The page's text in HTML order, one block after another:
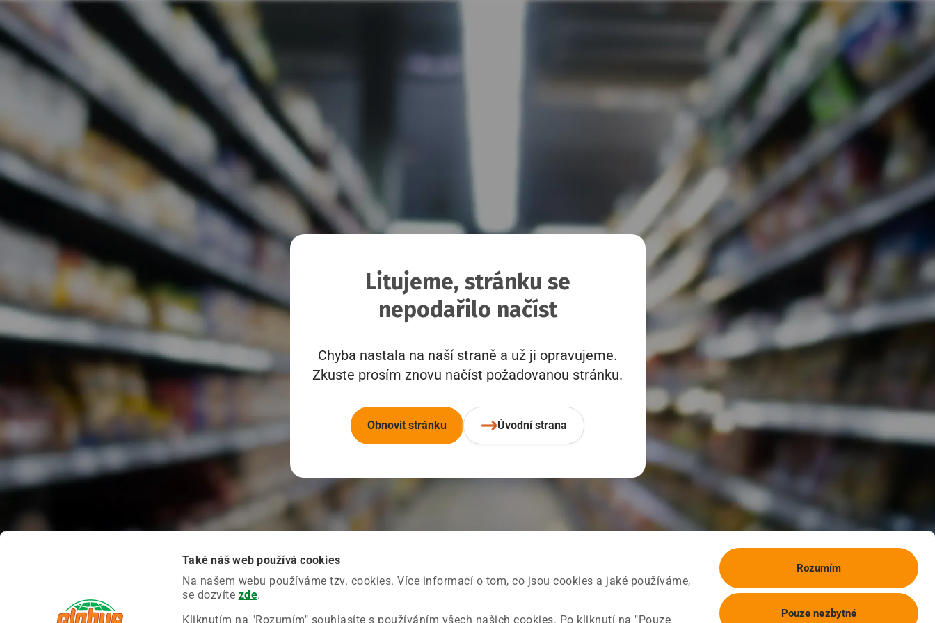
Také náš web používá cookies
Na našem webu používáme tzv. cookies. Více informací o tom, co jsou cookies a jaké používáme,
se dozvíte zde.
Kliknutím na "Rozumím" souhlasíte s používáním všech našich cookies. Po kliknutí na "Pouze
Rozumím
Pouze nezbytné
Litujeme, stránku se
nepodařilo načíst
Chyba nastala na naší straně a už ji opravujeme.
Zkuste prosím znovu načíst požadovanou stránku.
Obnovit stránku Úvodní strana